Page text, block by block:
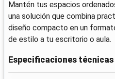
Mantén tus espacios
una solución que combina
diseño compacto en un
de estilo a tu escritorio o aula.
Especificaciones técnicas